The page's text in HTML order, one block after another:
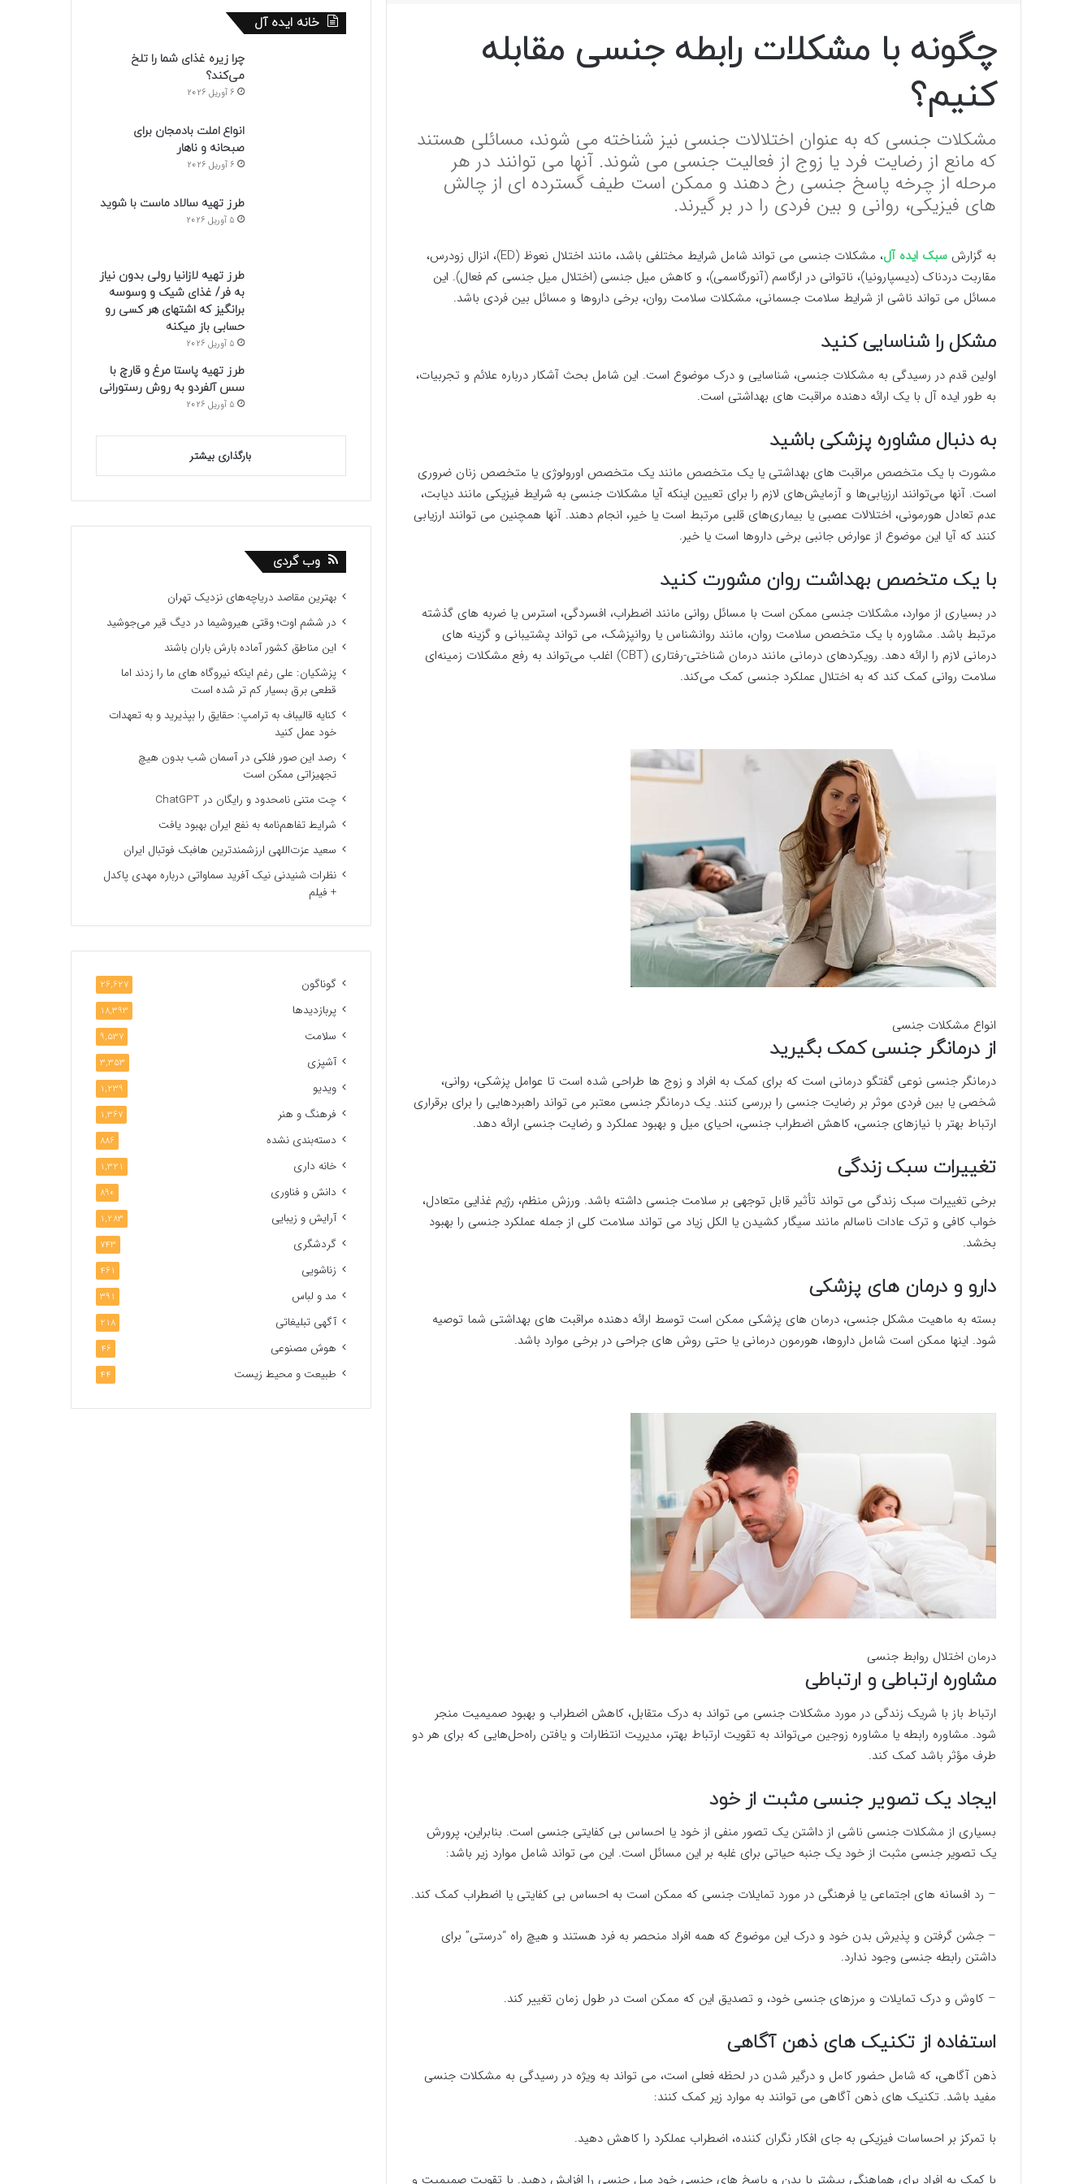
چگونه با مشکلات رابطه جنسی مقابله
کنیم؟
مشکلات جنسی که به عنوان اختلالات جنسی نیز شناخته می شوند، مسائلی هستند
که مانع از رضایت فرد یا زوج از فعالیت جنسی می شوند. آنها می توانند در هر
مرحله از چرخه پاسخ جنسی رخ دهند و ممکن است طیف گسترده ای از چالش
های فیزیکی، روانی و بین فردی را در بر گیرند.
به گزارش سبک ایده آل
، مشکلات جنسی می تواند شامل شرایط مختلفی باشد، مانند اختلال نعوظ (ED)، انزال زودرس،
مقاربت دردناک (دیسپارونیا)، ناتوانی در ارگاسم (آنورگاسمی)، و کاهش میل جنسی (اختلال میل جنسی کم فعال). این
مسائل می تواند ناشی از شرایط سلامت جسمانی، مشکلات سلامت روان، برخی داروها و مسائل بین فردی باشد.
مشکل را شناسایی کنید
اولین قدم در رسیدگی به مشکلات جنسی، شناسایی و درک موضوع است. این شامل بحث آشکار درباره علائم و تجربیات،
به طور ایده آل با یک ارائه دهنده مراقبت های بهداشتی است.
به دنبال مشاوره پزشکی باشید
مشورت با یک متخصص مراقبت های بهداشتی یا یک متخصص مانند یک متخصص اورولوژی یا متخصص زنان ضروری
است. آنها می‌توانند ارزیابی‌ها و آزمایش‌های لازم را برای تعیین اینکه آیا مشکلات جنسی به شرایط فیزیکی مانند دیابت،
عدم تعادل هورمونی، اختلالات عصبی یا بیماری‌های قلبی مرتبط است یا خیر، انجام دهند. آنها همچنین می توانند ارزیابی
کنند که آیا این موضوع از عوارض جانبی برخی داروها است یا خیر.
با یک متخصص بهداشت روان مشورت کنید
در بسیاری از موارد، مشکلات جنسی ممکن است با مسائل روانی مانند اضطراب، افسردگی، استرس یا ضربه های گذشته
مرتبط باشد. مشاوره با یک متخصص سلامت روان، مانند روانشناس یا روانپزشک، می تواند پشتیبانی و گزینه های
درمانی لازم را ارائه دهد. رویکردهای درمانی مانند درمان شناختی-رفتاری (CBT) اغلب می‌تواند به رفع مشکلات زمینه‌ای
سلامت روانی کمک کند که به اختلال عملکرد جنسی کمک می‌کند.
انواع مشکلات جنسی
از درمانگر جنسی کمک بگیرید
درمانگر جنسی نوعی گفتگو درمانی است که برای کمک به افراد و زوج ها طراحی شده است تا عوامل پزشکی، روانی،
شخصی یا بین فردی موثر بر رضایت جنسی را بررسی کنند. یک درمانگر جنسی معتبر می تواند راهبردهایی را برای برقراری
ارتباط بهتر با نیازهای جنسی، کاهش اضطراب جنسی، احیای میل و بهبود عملکرد و رضایت جنسی ارائه دهد.
تغییرات سبک زندگی
برخی تغییرات سبک زندگی می تواند تأثیر قابل توجهی بر سلامت جنسی داشته باشد. ورزش منظم، رژیم غذایی متعادل،
خواب کافی و ترک عادات ناسالم مانند سیگار کشیدن یا الکل زیاد می تواند سلامت کلی از جمله عملکرد جنسی را بهبود
بخشد.
دارو و درمان های پزشکی
بسته به ماهیت مشکل جنسی، درمان های پزشکی ممکن است توسط ارائه دهنده مراقبت های بهداشتی شما توصیه
شود. اینها ممکن است شامل داروها، هورمون درمانی یا حتی روش های جراحی در برخی موارد باشد.
درمان اختلال روابط جنسی
مشاوره ارتباطی و ارتباطی
ارتباط باز با شریک زندگی در مورد مشکلات جنسی می تواند به درک متقابل، کاهش اضطراب و بهبود صمیمیت منجر
شود. مشاوره رابطه یا مشاوره زوجین می‌تواند به تقویت ارتباط بهتر، مدیریت انتظارات و یافتن راه‌حل‌هایی که برای هر دو
طرف مؤثر باشد کمک کند.
ایجاد یک تصویر جنسی مثبت از خود
بسیاری از مشکلات جنسی ناشی از داشتن یک تصور منفی از خود یا احساس بی کفایتی جنسی است. بنابراین، پرورش
یک تصویر جنسی مثبت از خود یک جنبه حیاتی برای غلبه بر این مسائل است. این می تواند شامل موارد زیر باشد:
– رد افسانه های اجتماعی یا فرهنگی در مورد تمایلات جنسی که ممکن است به احساس بی کفایتی یا اضطراب کمک کند.
– جشن گرفتن و پذیرش بدن خود و درک این موضوع که همه افراد منحصر به فرد هستند و هیچ راه “درستی” برای
داشتن رابطه جنسی وجود ندارد.
– کاوش و درک تمایلات و مرزهای جنسی خود، و تصدیق این که ممکن است در طول زمان تغییر کند.
استفاده از تکنیک های ذهن آگاهی
ذهن آگاهی، که شامل حضور کامل و درگیر شدن در لحظه فعلی است، می تواند به ویژه در رسیدگی به مشکلات جنسی
مفید باشد. تکنیک های ذهن آگاهی می توانند به موارد زیر کمک کنند:
با تمرکز بر احساسات فیزیکی به جای افکار نگران کننده، اضطراب عملکرد را کاهش دهید.
با کمک به افراد برای هماهنگی بیشتر با بدن و پاسخ های جنسی خود میل جنسی را افزایش دهید. با تقویت صمیمیت و
خانه ایده آل
چرا زیره غذای شما را تلخ
می‌کند؟
6 آوریل 2026
انواع املت بادمجان برای
صبحانه و ناهار
6 آوریل 2026
طرز تهیه سالاد ماست با شوید
5 آوریل 2026
طرز تهیه لازانیا رولی بدون نیاز
به فر/ غذای شیک و وسوسه
برانگیز که اشتهای هر کسی رو
حسابی باز میکنه
5 آوریل 2026
طرز تهیه پاستا مرغ و قارچ با
سس آلفردو به روش رستورانی
5 آوریل 2026
بارگذاری بیشتر
وب گردی
بهترین مقاصد دریاچه‌های نزدیک تهران
در ششم اوت؛ وقتی هیروشیما در دیگ قیر می‌جوشید
این مناطق کشور آماده بارش باران باشند
پزشکیان: علی رغم اینکه نیروگاه های ما را زدند اما
قطعی برق بسیار کم تر شده است
کنایه قالیباف به ترامپ: حقایق را بپذیرید و به تعهدات
خود عمل کنید
رصد این صور فلکی در آسمان شب بدون هیچ
تجهیزاتی ممکن است
چت متنی نامحدود و رایگان در ChatGPT
شرایط تفاهم‌نامه به نفع ایران بهبود یافت
سعید عزت‌اللهی ارزشمندترین هافبک فوتبال ایران
نظرات شنیدنی نیک آفرید سماواتی درباره مهدی پاکدل
+ فیلم
گوناگون 26,627
پربازدیدها 18,393
سلامت 9,537
آشپزی 3,353
ویدیو 1,239
فرهنگ و هنر 1,367
دسته‌بندی نشده 886
خانه داری 1,321
دانش و فناوری 890
آرایش و زیبایی 1,283
گردشگری 743
زناشویی 461
مد و لباس 391
آگهی تبلیغاتی 218
هوش مصنوعی 46
طبیعت و محیط زیست 44